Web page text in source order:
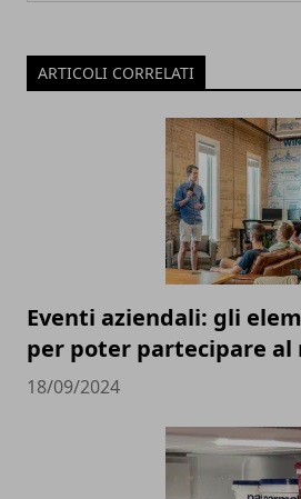
ARTICOLI CORRELATI
Eventi aziendali: gli
per poter partecipare al
18/09/2024